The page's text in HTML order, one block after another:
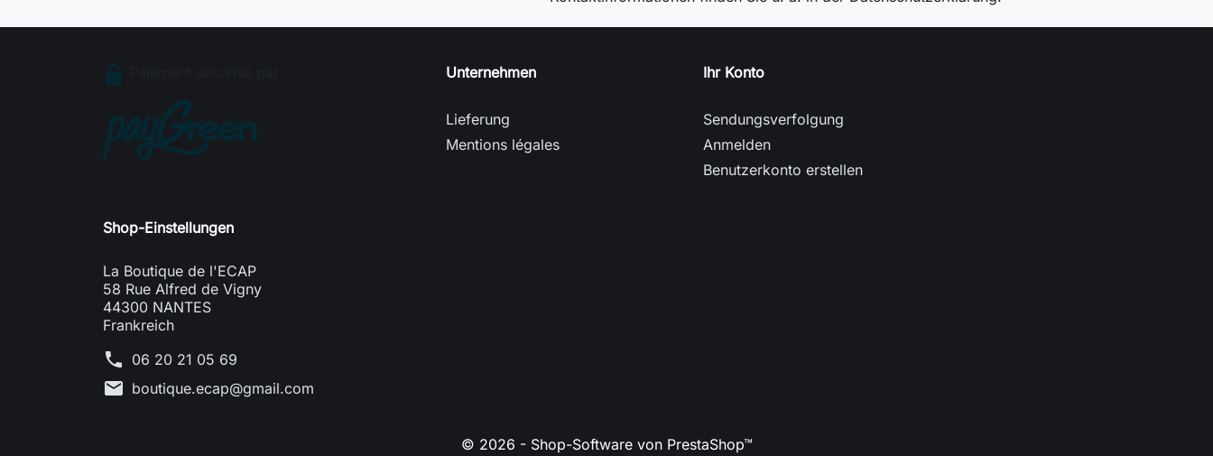
Unternehmen
Lieferung
Mentions légales
Ihr Konto
Sendungsverfolgung
Anmelden
Benutzerkonto erstellen
Shop-Einstellungen
La Boutique de l'ECAP
58 Rue Alfred de Vigny
44300 NANTES
Frankreich
phone 06 20 21 05 69
mail boutique.ecap@gmail.com
© 2026 - Shop-Software von PrestaShop™